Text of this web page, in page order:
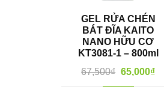
GEL RỬA CHÉN
BÁT ĐĨA KAITO
NANO HỮU CƠ
KT3081-1 – 800ml
67,500₫ 65,000₫